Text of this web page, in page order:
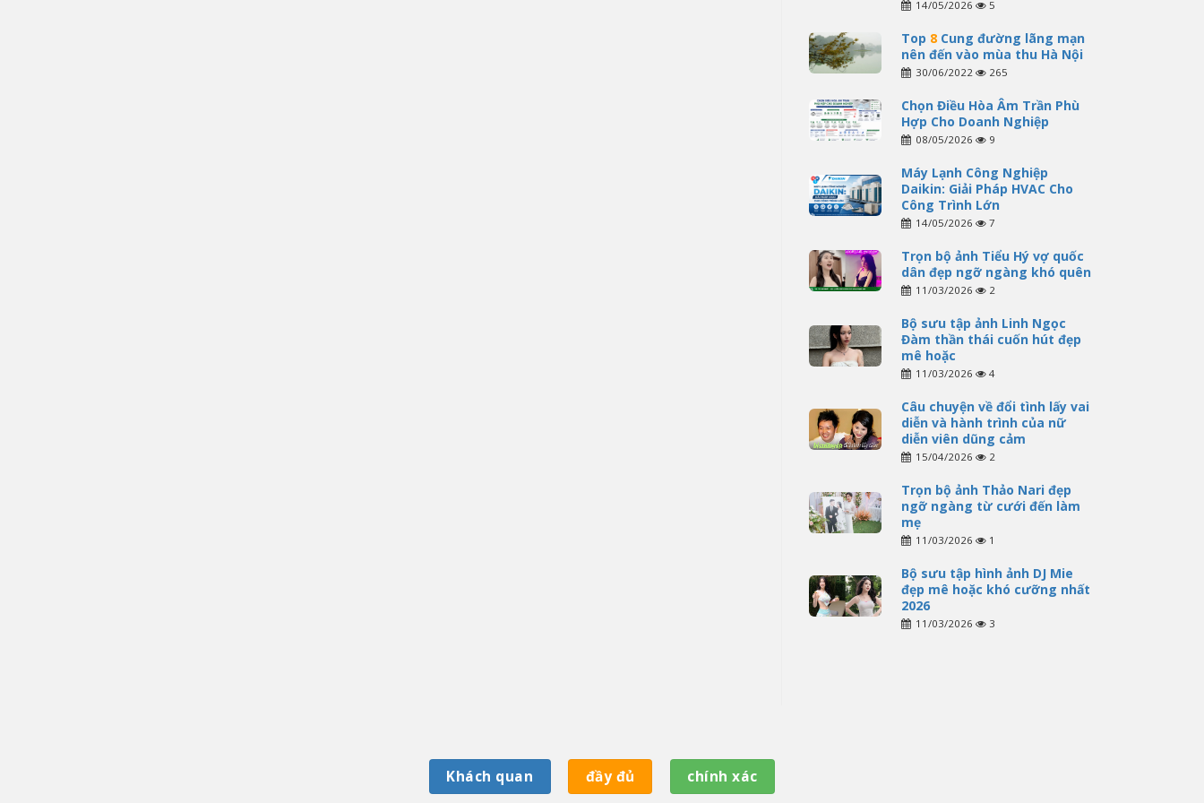
14/05/2026 5
Top 8Cung đường lãng mạn
nên đến vào mùa thu Hà Nội
30/06/2022 265
Chọn Điều Hòa Âm Trần Phù
Hợp Cho Doanh Nghiệp
08/05/2026 9
Máy Lạnh Công Nghiệp
Daikin: Giải Pháp HVAC Cho
Công Trình Lớn
14/05/2026 7
Trọn bộ ảnh Tiểu Hý vợ quốc
dân đẹp ngỡ ngàng khó quên
11/03/2026 2
Bộ sưu tập ảnh Linh Ngọc
Đàm thần thái cuốn hút đẹp
mê hoặc
11/03/2026 4
Câu chuyện về đổi tình lấy vai
diễn và hành trình của nữ
diễn viên dũng cảm
15/04/2026 2
Trọn bộ ảnh Thảo Nari đẹp
ngỡ ngàng từ cưới đến làm
mẹ
11/03/2026 1
Bộ sưu tập hình ảnh DJ Mie
đẹp mê hoặc khó cưỡng nhất
2026
11/03/2026 3
Khách quan đầy đủ chính xác